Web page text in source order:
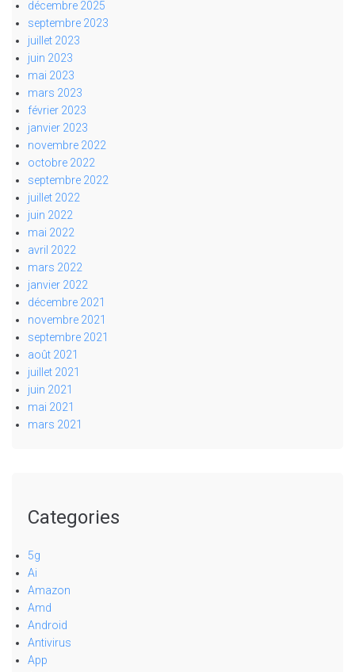
décembre 2025
septembre 2023
juillet 2023
juin 2023
mai 2023
mars 2023
février 2023
janvier 2023
novembre 2022
octobre 2022
septembre 2022
juillet 2022
juin 2022
mai 2022
avril 2022
mars 2022
janvier 2022
décembre 2021
novembre 2021
septembre 2021
août 2021
juillet 2021
juin 2021
mai 2021
mars 2021
Categories
5g
Ai
Amazon
Amd
Android
Antivirus
App